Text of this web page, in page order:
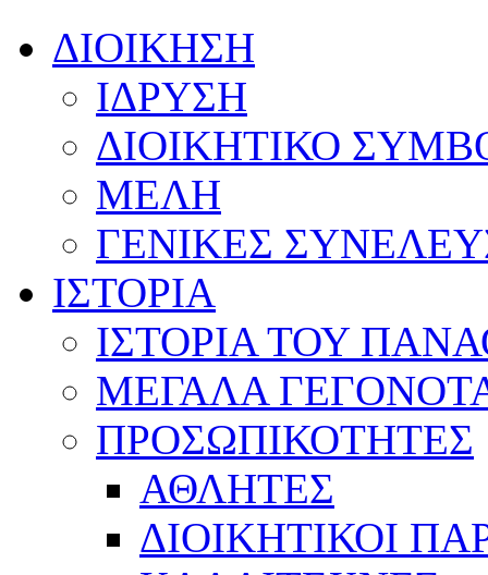
ΔΙΟΙΚΗΣΗ
ΙΔΡΥΣΗ
ΔΙΟΙΚΗΤΙΚΟ
ΜΕΛΗ
ΓΕΝΙΚΕΣ
ΙΣΤΟΡΙΑ
ΙΣΤΟΡΙΑ ΤΟΥ
ΜΕΓΑΛΑ
ΠΡΟΣΩΠΙΚΟΤΗΤΕΣ
ΑΘΛΗΤΕΣ
ΔΙΟΙΚΗΤΙΚΟΙ